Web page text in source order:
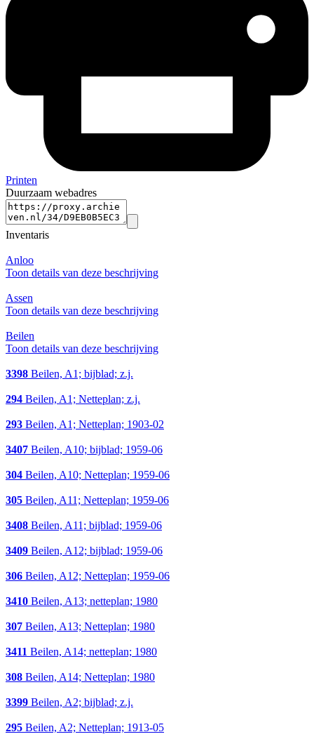
Printen
Duurzaam webadres
Inventaris
Anloo
Toon details van deze beschrijving
Assen
Toon details van deze beschrijving
Beilen
Toon details van deze beschrijving
3398 Beilen, A1; bijblad; z.j.
294 Beilen, A1; Netteplan; z.j.
293 Beilen, A1; Netteplan; 1903-02
3407 Beilen, A10; bijblad; 1959-06
304 Beilen, A10; Netteplan; 1959-06
305 Beilen, A11; Netteplan; 1959-06
3408 Beilen, A11; bijblad; 1959-06
3409 Beilen, A12; bijblad; 1959-06
306 Beilen, A12; Netteplan; 1959-06
3410 Beilen, A13; netteplan; 1980
307 Beilen, A13; Netteplan; 1980
3411 Beilen, A14; netteplan; 1980
308 Beilen, A14; Netteplan; 1980
3399 Beilen, A2; bijblad; z.j.
295 Beilen, A2; Netteplan; 1913-05